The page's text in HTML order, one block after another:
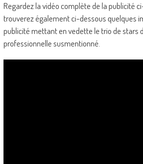
Regardez la vidéo complète de la publicité
trouverez également ci-dessous quelques
publicité mettant en vedette le trio de stars
professionnelle susmentionné.